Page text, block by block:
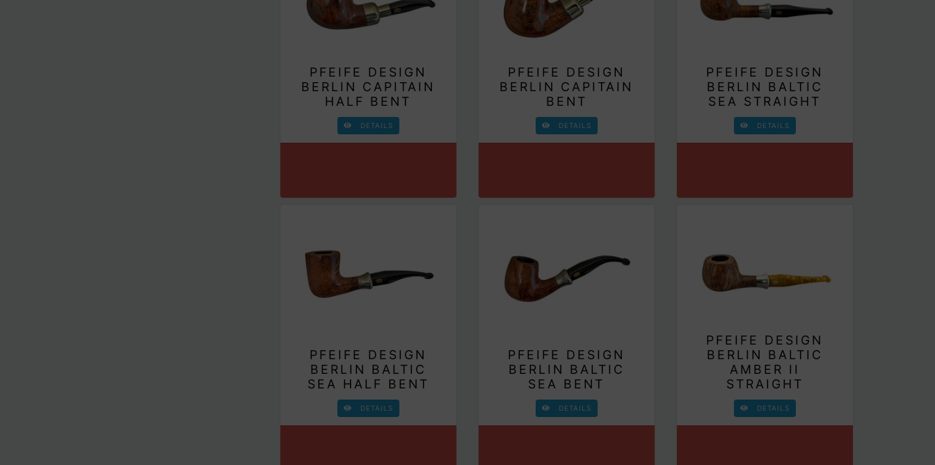
PFEIFE DESIGN
BERLIN CAPITAIN
HALF BENT
DETAILS
PFEIFE DESIGN
BERLIN CAPITAIN
BENT
DETAILS
PFEIFE DESIGN
BERLIN BALTIC
SEA STRAIGHT
DETAILS
PFEIFE DESIGN
BERLIN BALTIC
SEA HALF BENT
DETAILS
PFEIFE DESIGN
BERLIN BALTIC
SEA BENT
DETAILS
PFEIFE DESIGN
BERLIN BALTIC
AMBER II
STRAIGHT
DETAILS